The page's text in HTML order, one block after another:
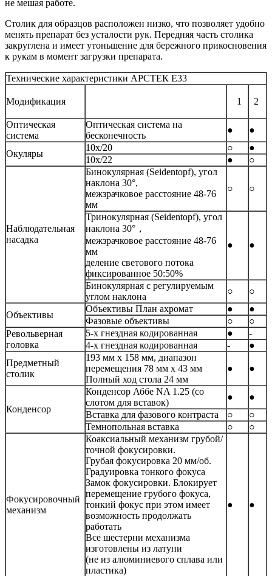
не мешая работе.
Столик для образцов расположен низко, что позволяет удобно
менять препарат без усталости рук. Передняя часть столика
закруглена и имеет утоньшение для бережного прикосновения
к рукам в момент загрузки препарата.
Технические характеристики АРСТЕК E33
Модификация 1 2
Оптическая
система
Оптическая система на
бесконечность
● ●
Окуляры
10x/20 ○
●
10x/22
● ○
Наблюдательная
насадка
Бинокулярная (Seidentopf), угол
наклона 30°,
межзрачковое расстояние 48-76
мм
○ ○
Тринокулярная (Seidentopf), угол
наклона 30°，
межзрачковое расстояние 48-76
мм
деление светового потока
фиксированное 50:50%
● ●
Бинокулярная с регулируемым
углом наклона
○ ○
Объективы
Объективы План ахромат ●
●
Фазовые объективы
○
○
Револьверная
головка
5-х гнездная кодированная ●
-
4-х гнездная кодированная
-
●
Предметный
столик
193 мм x 158 мм, диапазон
перемещения 78 мм x 43 мм
Полный ход стола 24 мм
● ●
Конденсор
Конденсор Аббе NA 1.25 (со
слотом для вставок)
●
●
Вставка для фазового контраста
○
○
Темнопольная вставка
○ ○
Фокусировочный
механизм
Коаксиальный механизм грубой/
точной фокусировки.
Грубая фокусировка 20 мм/об.
Градуировка тонкого фокуса
Замок фокусировки. Блокирует
перемещение грубого фокуса,
тонкий фокус при этом имеет
возможность продолжать
работать
Все шестерни механизма
изготовлены из латуни
(не из алюминиевого сплава или
пластика)
● ●